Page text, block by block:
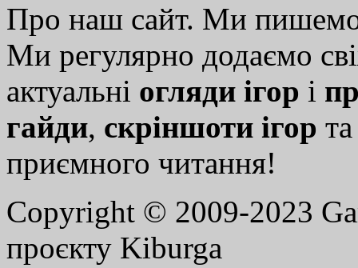
Про наш сайт. Ми
Ми регулярно додаємо
актуальні огляди ігор і
гайди, скріншоти ігор
приємного читання!
Copyright © 2009-2023
проєкту Kiburga